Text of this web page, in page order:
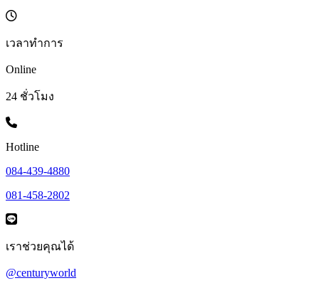
เวลาทำการ
Online
24 ชั่วโมง
Hotline
084-439-4880
081-458-2802
เราช่วยคุณได้
@centuryworld